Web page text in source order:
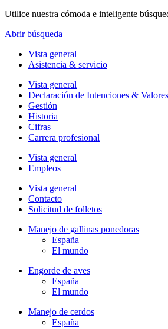
Utilice nuestra cómoda e inteligente
Abrir búsqueda
Vista general
Asistencia & servicio
Vista general
Declaración de Intenciones & Valores
Gestión
Historia
Cifras
Carrera profesional
Vista general
Empleos
Vista general
Contacto
Solicitud de folletos
Manejo de gallinas ponedoras
España
El mundo
Engorde de aves
España
El mundo
Manejo de cerdos
España